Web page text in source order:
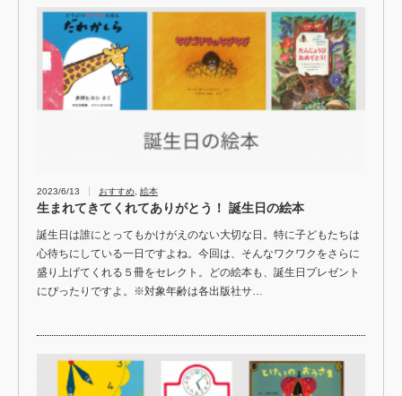
2023/6/13 おすすめ, 絵本
生まれてきてくれてありがとう！ 誕生日の絵本
誕生日は誰にとってもかけがえのない大切な日。特に子どもたちは
心待ちにしている一日ですよね。今回は、そんなワクワクをさらに
盛り上げてくれる５冊をセレクト。どの絵本も、誕生日プレゼント
にぴったりですよ。※対象年齢は各出版社サ…